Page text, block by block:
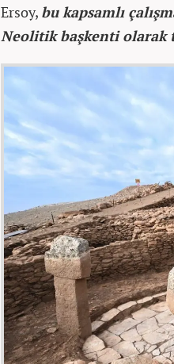
Ersoy, bu kapsamlı
Neolitik başkenti olarak